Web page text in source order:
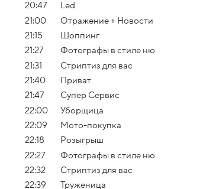
20:47
Led
21:00
Отражение + Новости
21:15
Шоппинг
21:27
Фотографы в стиле ню
21:31
Стриптиз для вас
21:40
Приват
21:47
Супер Сервис
22:00
Уборщица
22:09
Мото-покупка
22:18
Розыгрыш
22:27
Фотографы в стиле ню
22:32
Стриптиз для вас
22:39
Труженица